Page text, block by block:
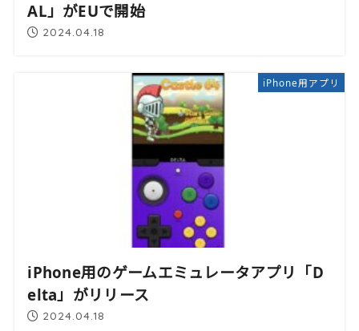
AL」がEUで開始
2024.04.18
iPhone用アプリ
iPhone用のゲームエミュレータアプリ「D
elta」がリリース
2024.04.18